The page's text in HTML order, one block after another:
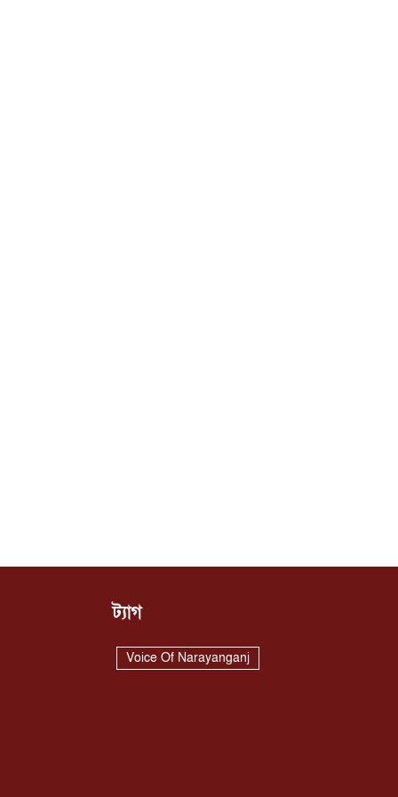
ট্যাগ
Voice Of Narayanganj